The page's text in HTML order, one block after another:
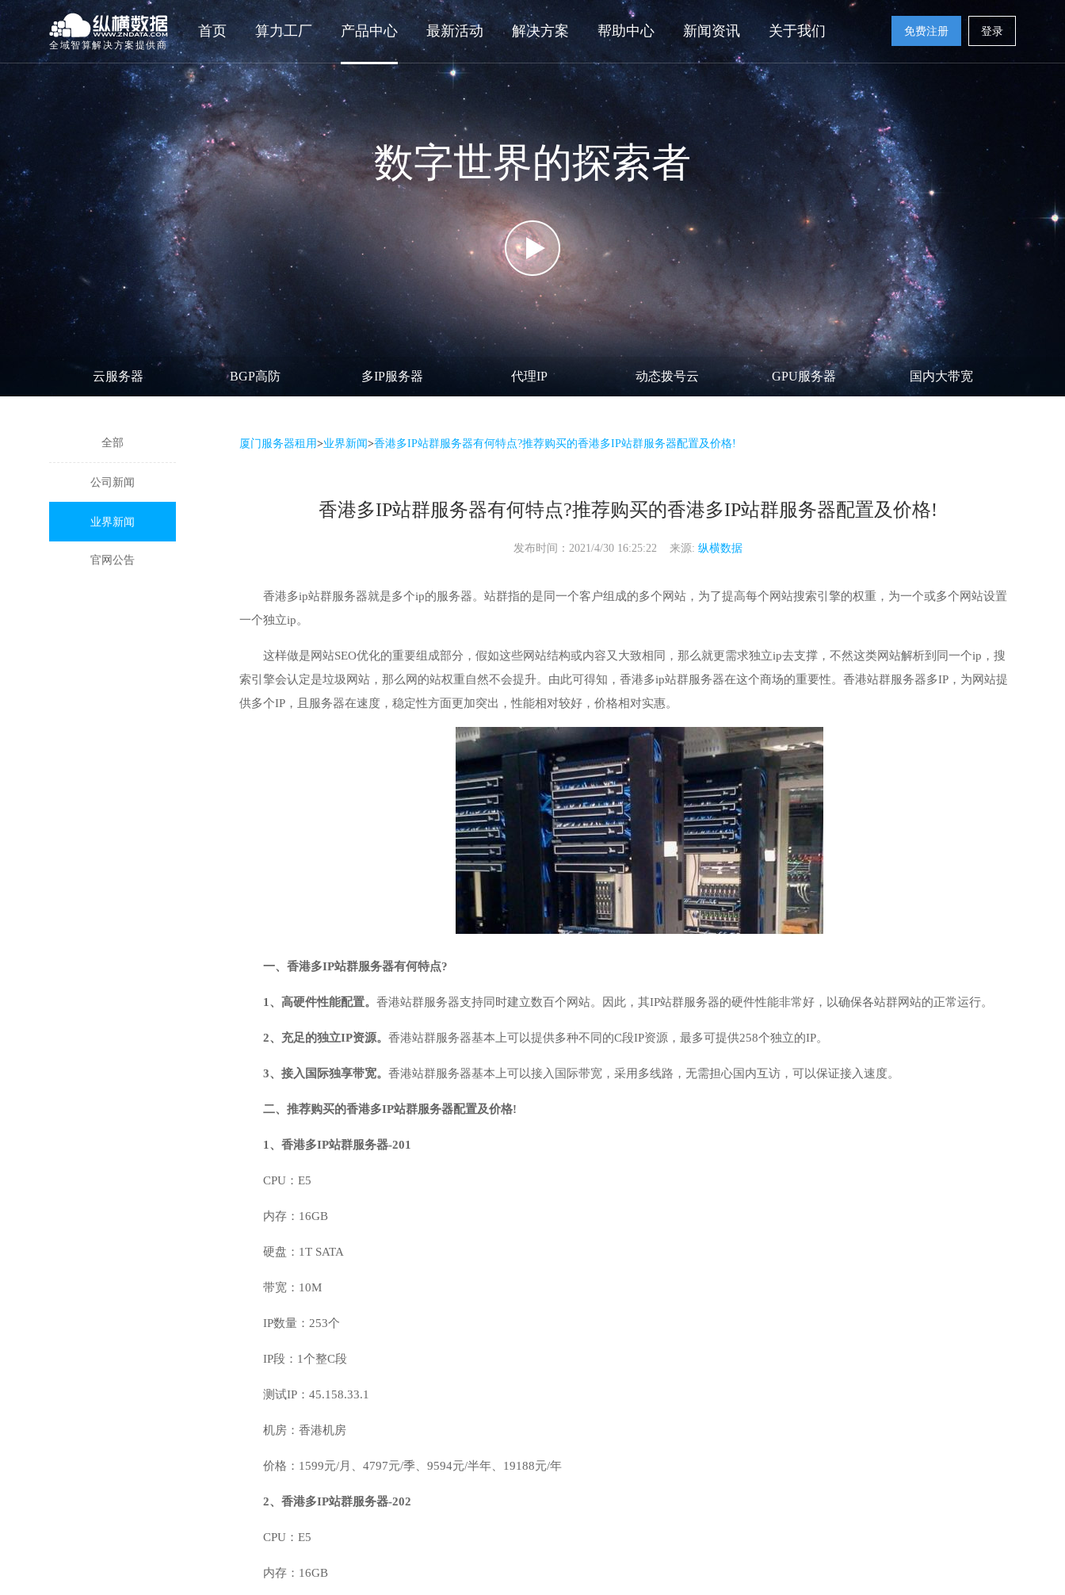
全域智算解决方案提供商
首页 算力工厂 产品中心 最新活动 解决方案 帮助中心 新闻资讯 关于我们 免费注册 登录
数字世界的探索者
云服务器 BGP高防 多IP服务器 代理IP 动态拨号云 GPU服务器 国内大带宽
全部
公司新闻
业界新闻
官网公告
厦门服务器租用>业界新闻>香港多IP站群服务器有何特点?推荐购买的香港多IP站群服务器配置及价格!
香港多IP站群服务器有何特点?推荐购买的香港多IP站群服务器配置及价格!
发布时间：2021/4/30 16:25:22 来源: 纵横数据
香港多ip站群服务器就是多个ip的服务器。站群指的是同一个客户组成的多个网站，为了提高每个网站搜索引擎的权重，为一个或多个网站设置
一个独立ip。
这样做是网站SEO优化的重要组成部分，假如这些网站结构或内容又大致相同，那么就更需求独立ip去支撑，不然这类网站解析到同一个ip，搜
索引擎会认定是垃圾网站，那么网的站权重自然不会提升。由此可得知，香港多ip站群服务器在这个商场的重要性。香港站群服务器多IP，为网站提
供多个IP，且服务器在速度，稳定性方面更加突出，性能相对较好，价格相对实惠。
一、 香港多IP站群服务器有何特点?
1、高硬件性能配置。 香港站群服务器支持同时建立数百个网站。因此，其IP站群服务器的硬件性能非常好，以确保各站群网站的正常运行。
2、充足的独立IP资源。 香港站群服务器基本上可以提供多种不同的C段IP资源，最多可提供258个独立的IP。
3、接入国际独享带宽。 香港站群服务器基本上可以接入国际带宽，采用多线路，无需担心国内互访，可以保证接入速度。
二、推荐购买的香港多IP站群服务器配置及价格!
1、香港多IP站群服务器-201
CPU：E5
内存：16GB
硬盘：1T SATA
带宽：10M
IP数量：253个
IP段：1个整C段
测试IP：45.158.33.1
机房：香港机房
价格：1599元/月、4797元/季、9594元/半年、19188元/年
2、香港多IP站群服务器-202
CPU：E5
内存：16GB